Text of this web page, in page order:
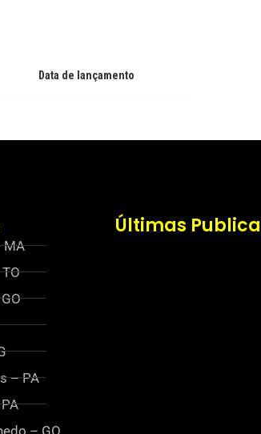
Data de lançamento
MA
– PA
– GO
Últimas